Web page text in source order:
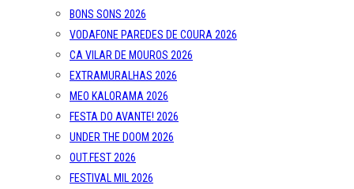
BONS SONS 2026
VODAFONE PAREDES DE COURA 2026
CA VILAR DE MOUROS 2026
EXTRAMURALHAS 2026
MEO KALORAMA 2026
FESTA DO AVANTE! 2026
UNDER THE DOOM 2026
OUT.FEST 2026
FESTIVAL MIL 2026